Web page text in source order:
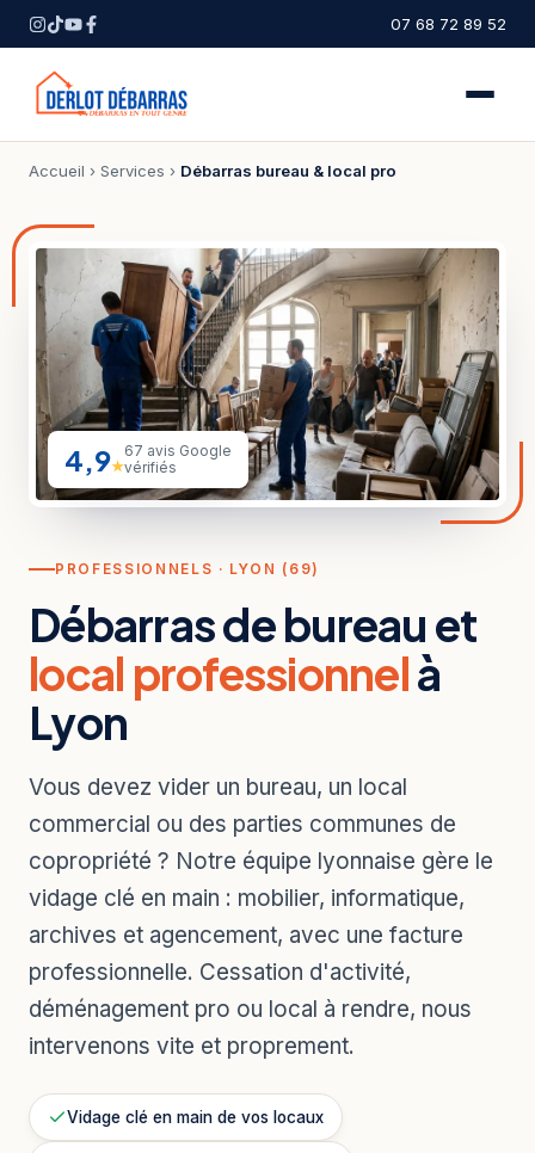
07 68 72 89 52
Accueil › Services › Débarras bureau & local pro
PROFESSIONNELS · LYON (69)
Débarras de bureau et
local professionnelà
Lyon
Vous devez vider un bureau, un local
commercial ou des parties communes de
copropriété ? Notre équipe lyonnaise gère le
vidage clé en main : mobilier, informatique,
archives et agencement, avec une facture
professionnelle. Cessation d'activité,
déménagement pro ou local à rendre, nous
intervenons vite et proprement.
Vidage clé en main de vos locaux
4,9★
67 avis Google
vérifiés